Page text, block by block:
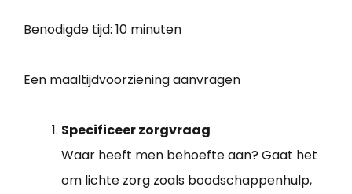
Benodigde tijd: 10 minuten
Een maaltijdvoorziening aanvragen
Specificeer zorgvraag
Waar heeft men behoefte aan? Gaat het
om lichte zorg zoals boodschappenhulp,